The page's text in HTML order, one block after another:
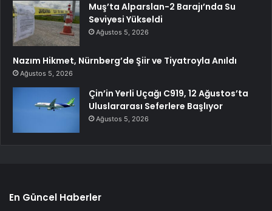
Muş’ta Alparslan-2 Barajı’nda Su
Seviyesi Yükseldi
Ağustos 5, 2026
Nazım Hikmet, Nürnberg’de Şiir ve Tiyatroyla Anıldı
Ağustos 5, 2026
Çin’in Yerli Uçağı C919, 12 Ağustos’ta
Uluslararası Seferlere Başlıyor
Ağustos 5, 2026
En Güncel Haberler